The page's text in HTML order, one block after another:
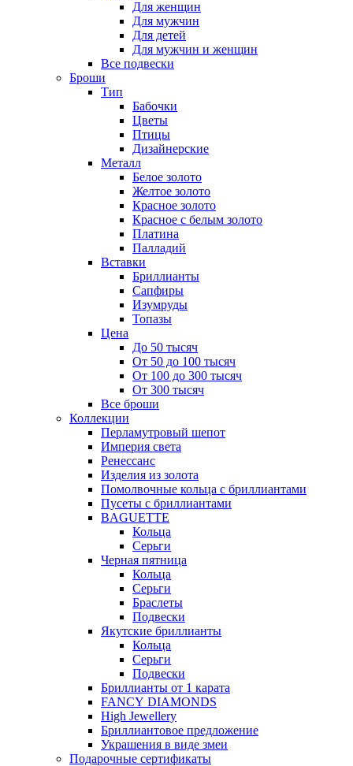
Для женщин
Для мужчин
Для детей
Для мужчин и женщин
Все подвески
Броши
Тип
Бабочки
Цветы
Птицы
Дизайнерские
Металл
Белое золото
Желтое золото
Красное золото
Красное с белым золото
Платина
Палладий
Вставки
Бриллианты
Сапфиры
Изумруды
Топазы
Цена
До 50 тысяч
От 50 до 100 тысяч
От 100 до 300 тысяч
От 300 тысяч
Все броши
Коллекции
Перламутровый шепот
Империя света
Ренессанс
Изделия из золота
Помолвочные кольца с бриллиантами
Пусеты с бриллиантами
BAGUETTE
Кольца
Серьги
Черная пятница
Кольца
Серьги
Браслеты
Подвески
Якутские бриллианты
Кольца
Серьги
Подвески
Бриллианты от 1 карата
FANCY DIAMONDS
High Jewellery
Бриллиантовое предложение
Украшения в виде змеи
Подарочные сертификаты